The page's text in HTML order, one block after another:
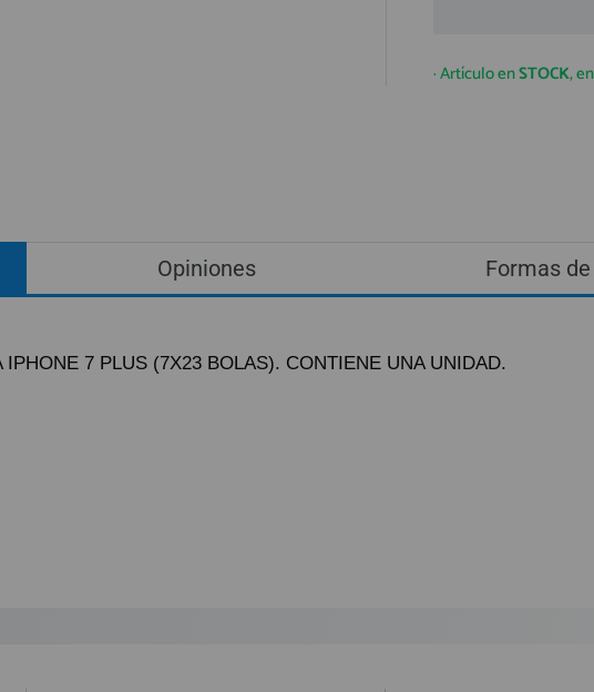
· Artículo enSTOCK,
Opiniones Formas
7 PLUS (7X23 BOLAS). CONTIENE UNA UNIDAD.